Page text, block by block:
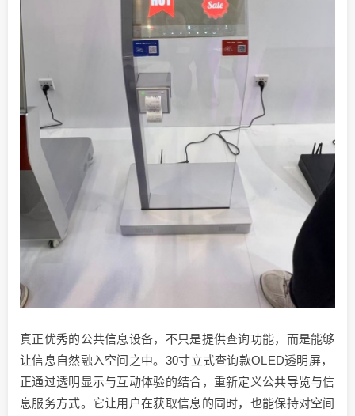
真正优秀的公共信息设备，不只是提供查询功能，而是能够
让信息自然融入空间之中。30寸立式查询款OLED透明屏，
正通过透明显示与互动体验的结合，重新定义公共导览与信
息服务方式。它让用户在获取信息的同时，也能保持对空间